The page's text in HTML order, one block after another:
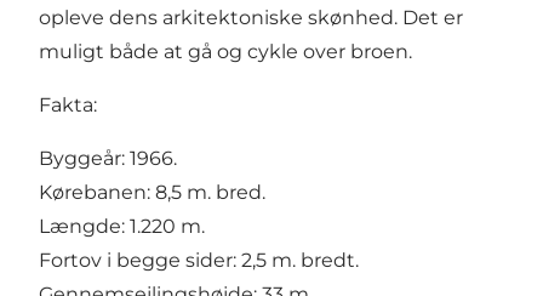
opleve dens arkitektoniske skønhed. Det er
muligt både at gå og cykle over broen.
Fakta:
Byggeår: 1966.
Kørebanen: 8,5 m. bred.
Længde: 1.220 m.
Fortov i begge sider: 2,5 m. bredt.